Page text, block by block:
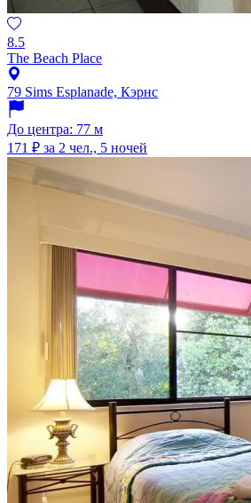
8.5
The Beach Place
79 Sims Esplanade, Кэрнс
До центра: 77 м
171 ₽ за 2 чел., 5 ночей